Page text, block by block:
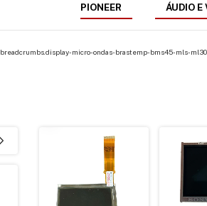
PIONEER
ÁUDIO E
breadcrumbs.display-micro-ondas-brastemp-bms45-mls-